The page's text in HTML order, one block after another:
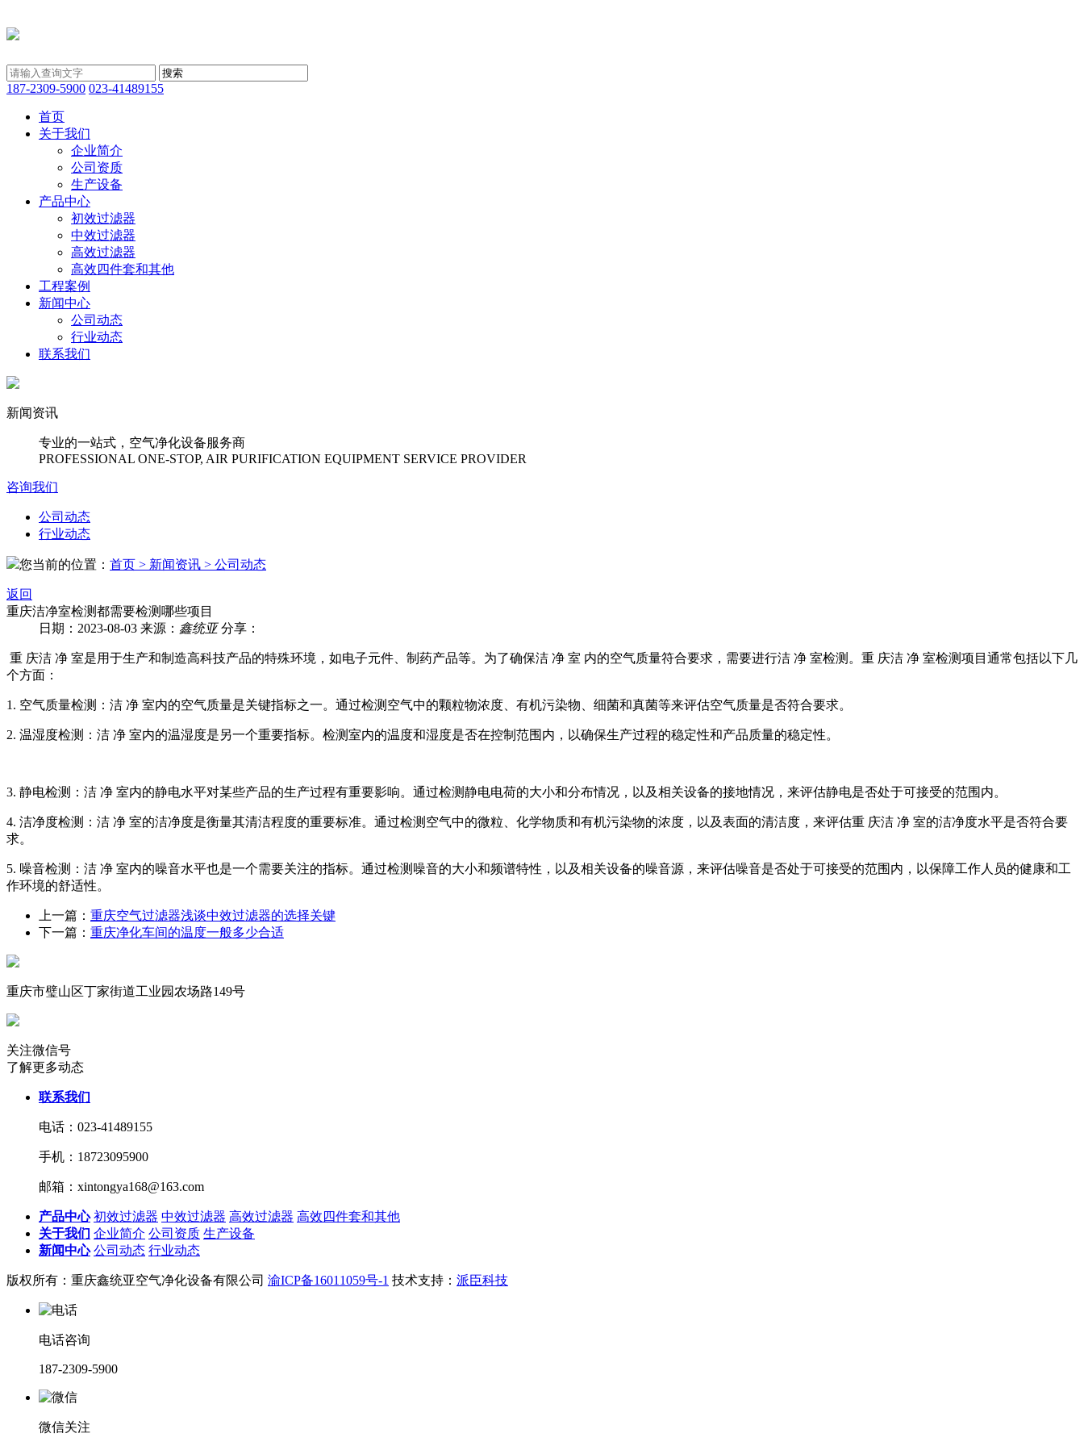
187-2309-5900 023-41489155
首页
关于我们
企业简介
公司资质
生产设备
产品中心
初效过滤器
中效过滤器
高效过滤器
高效四件套和其他
工程案例
新闻中心
公司动态
行业动态
联系我们
新闻资讯
专业的一站式，空气净化设备服务商
PROFESSIONAL ONE-STOP, AIR PURIFICATION EQUIPMENT SERVICE PROVIDER
咨询我们
公司动态
行业动态
您当前的位置： 首页 > 新闻资讯 > 公司动态
返回
重庆洁净室检测都需要检测哪些项目
日期：2023-08-03 来源： 鑫统亚 分享：
重 庆洁 净 室是用于生产和制造高科技产品的特殊环境，如电子元件、制药产品等。为了确保洁 净 室 内的空气质量符合要求，需要进行洁 净 室检测。重 庆洁 净 室检测项目通常包括以下几
个方面：
1. 空气质量检测：洁 净 室内的空气质量是关键指标之一。通过检测空气中的颗粒物浓度、有机污染物、细菌和真菌等来评估空气质量是否符合要求。
2. 温湿度检测：洁 净 室内的温湿度是另一个重要指标。检测室内的温度和湿度是否在控制范围内，以确保生产过程的稳定性和产品质量的稳定性。
3. 静电检测：洁 净 室内的静电水平对某些产品的生产过程有重要影响。通过检测静电电荷的大小和分布情况，以及相关设备的接地情况，来评估静电是否处于可接受的范围内。
4. 洁净度检测：洁 净 室的洁净度是衡量其清洁程度的重要标准。通过检测空气中的微粒、化学物质和有机污染物的浓度，以及表面的清洁度，来评估重 庆洁 净 室的洁净度水平是否符合要
求。
5. 噪音检测：洁 净 室内的噪音水平也是一个需要关注的指标。通过检测噪音的大小和频谱特性，以及相关设备的噪音源，来评估噪音是否处于可接受的范围内，以保障工作人员的健康和工
作环境的舒适性。
上一篇： 重庆空气过滤器浅谈中效过滤器的选择关键
下一篇： 重庆净化车间的温度一般多少合适
重庆市璧山区丁家街道工业园农场路149号
关注微信号
了解更多动态
联系我们
电话：023-41489155
手机：18723095900
邮箱：xintongya168@163.com
产品中心 初效过滤器 中效过滤器 高效过滤器 高效四件套和其他
关于我们 企业简介 公司资质 生产设备
新闻中心 公司动态 行业动态
版权所有：重庆鑫统亚空气净化设备有限公司 渝ICP备16011059号-1 技术支持： 派臣科技
电话咨询
187-2309-5900
微信关注